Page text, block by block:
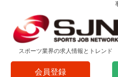
スポーツ業界の求人情報とトレンド
会員登録